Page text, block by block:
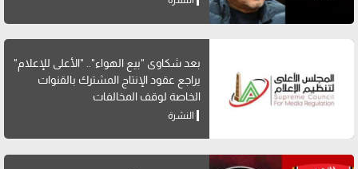
بعد شكاوى "بيع الهواء".. "الأعلى للإعلام"
يراجع عقود الإنتاج المشترك بالقنوات
الخاصة لوقف المخالفات
النشرة